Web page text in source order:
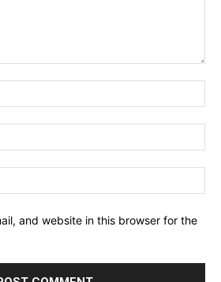
and website in this browser for the